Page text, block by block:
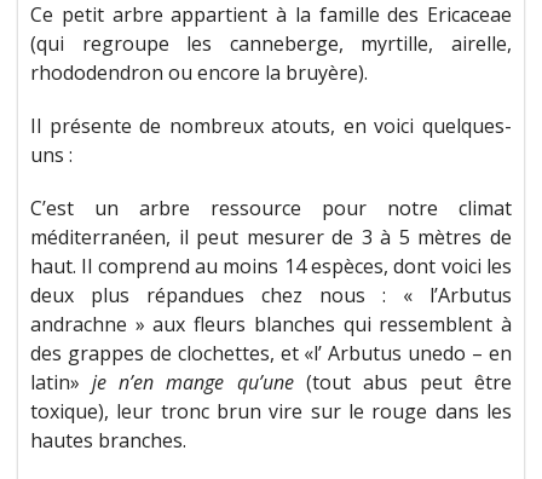
Ce petit arbre appartient à la famille des Ericaceae
(qui regroupe les canneberge, myrtille, airelle,
rhododendron ou encore la bruyère).
Il présente de nombreux atouts, en voici quelques-
uns :
C’est un arbre ressource pour notre climat
méditerranéen, il peut mesurer de 3 à 5 mètres de
haut. Il comprend au moins 14 espèces, dont voici les
deux plus répandues chez nous : « l’Arbutus
andrachne » aux fleurs blanches qui ressemblent à
des grappes de clochettes, et «l’ Arbutus unedo – en
latin»je n’en mange qu’une(tout abus peut être
toxique), leur tronc brun vire sur le rouge dans les
hautes branches.